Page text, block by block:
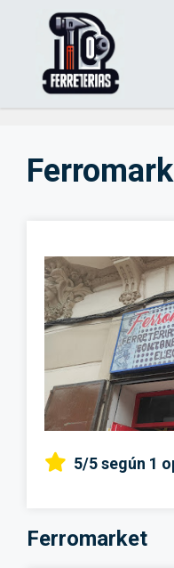
5/5según 1
Ferromarket